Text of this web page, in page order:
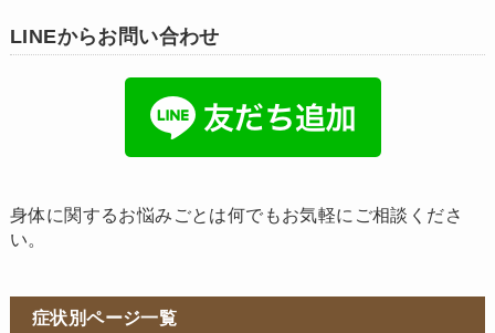
LINEからお問い合わせ
身体に関するお悩みごとは何でもお気軽にご相談くださ
い。
症状別ページ一覧